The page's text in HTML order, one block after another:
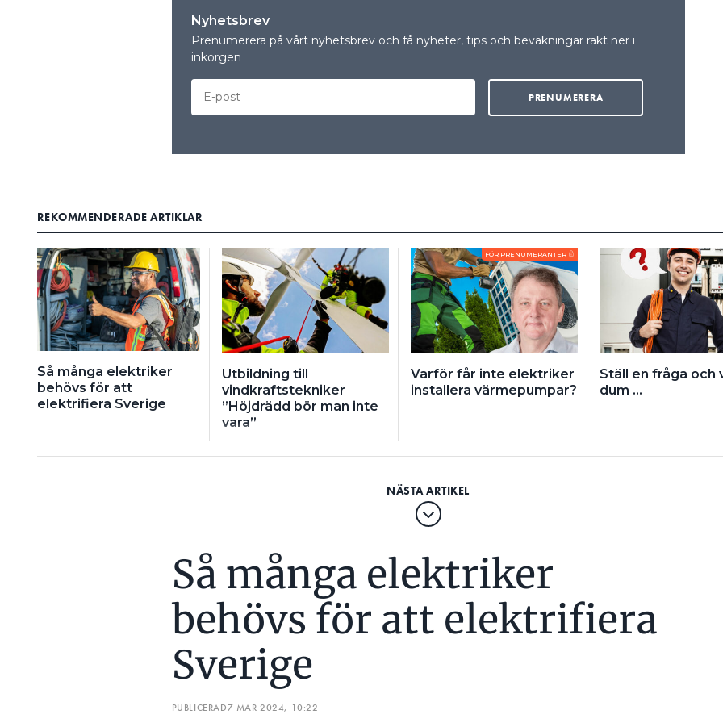
Nyhetsbrev
Prenumerera på vårt nyhetsbrev och få nyheter, tips och bevakningar rakt ner i
inkorgen
REKOMMENDERADE ARTIKLAR
Så många elektriker
behövs för att
elektrifiera Sverige
Utbildning till
vindkraftstekniker
”Höjdrädd bör man inte
vara”
FÖR PRENUMERANTER
Varför får inte elektriker
installera värmepumpar?
Ställ en fråga och
dum …
Så många elektriker
behövs för att elektrifiera
Sverige
PUBLICERAD7 MAR 2024, 10:22